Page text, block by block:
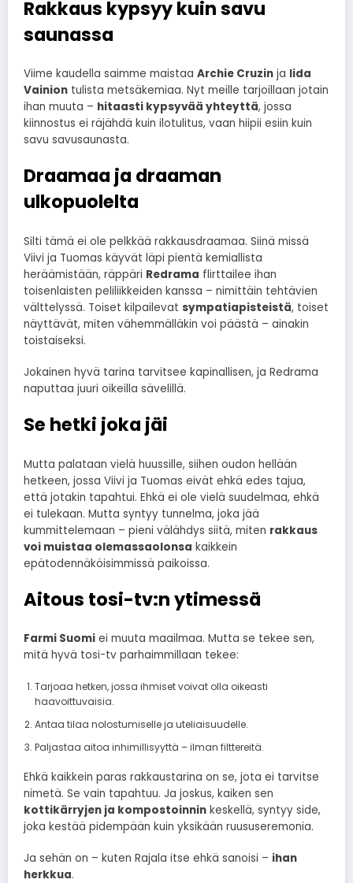
Rakkaus kypsyy kuin savu
saunassa
Viime kaudella saimme maistaa Archie Cruzin ja Iida
Vainion tulista metsäkemiaa. Nyt meille tarjoillaan jotain
ihan muuta – hitaasti kypsyvää yhteyttä, jossa
kiinnostus ei räjähdä kuin ilotulitus, vaan hiipii esiin kuin
savu savusaunasta.
Draamaa ja draaman
ulkopuolelta
Silti tämä ei ole pelkkää rakkausdraamaa. Siinä missä
Viivi ja Tuomas käyvät läpi pientä kemiallista
heräämistään, räppäri Redrama flirttailee ihan
toisenlaisten peliliikkeiden kanssa – nimittäin tehtävien
välttelyssä. Toiset kilpailevat sympatiapisteistä, toiset
näyttävät, miten vähemmälläkin voi päästä – ainakin
toistaiseksi.
Jokainen hyvä tarina tarvitsee kapinallisen, ja Redrama
naputtaa juuri oikeilla sävelillä.
Se hetki joka jäi
Mutta palataan vielä huussille, siihen oudon hellään
hetkeen, jossa Viivi ja Tuomas eivät ehkä edes tajua,
että jotakin tapahtui. Ehkä ei ole vielä suudelmaa, ehkä
ei tulekaan. Mutta syntyy tunnelma, joka jää
kummittelemaan – pieni välähdys siitä, miten rakkaus
voi muistaa olemassaolonsa kaikkein
epätodennäköisimmissä paikoissa.
Aitous tosi-tv:n ytimessä
Farmi Suomi ei muuta maailmaa. Mutta se tekee sen,
mitä hyvä tosi-tv parhaimmillaan tekee:
Tarjoaa hetken, jossa ihmiset voivat olla oikeasti
haavoittuvaisia.
Antaa tilaa nolostumiselle ja uteliaisuudelle.
Paljastaa aitoa inhimillisyyttä – ilman filttereitä.
Ehkä kaikkein paras rakkaustarina on se, jota ei tarvitse
nimetä. Se vain tapahtuu. Ja joskus, kaiken sen
kottikärryjen ja kompostoinnin keskellä, syntyy side,
joka kestää pidempään kuin yksikään ruususeremonia.
Ja sehän on – kuten Rajala itse ehkä sanoisi – ihan
herkkua.